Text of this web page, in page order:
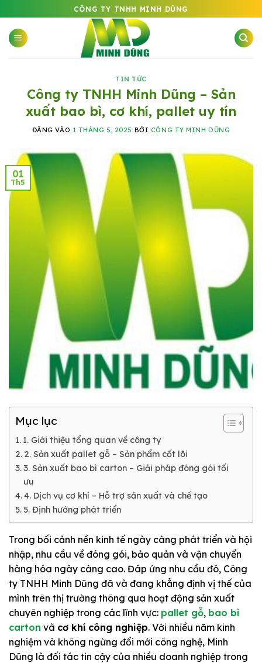
qua
nội
dung
CÔNG TY TNHH MINH DŨNG
TIN TỨC
Công ty TNHH Minh Dũng – Sản
xuất bao bì, cơ khí, pallet uy tín
ĐĂNG VÀO 1 THÁNG 5, 2025 BỞI CÔNG TY MINH DŨNG
01
Th5
Mục lục
1. Giới thiệu tổng quan về công ty
2. Sản xuất pallet gỗ – Sản phẩm cốt lõi
3. Sản xuất bao bì carton – Giải pháp đóng gói tối
ưu
4. Dịch vụ cơ khí – Hỗ trợ sản xuất và chế tạo
5. Định hướng phát triển
Trong bối cảnh nền kinh tế ngày càng phát triển và hội
nhập, nhu cầu về đóng gói, bảo quản và vận chuyển
hàng hóa ngày càng cao. Đáp ứng nhu cầu đó, Công
ty TNHH Minh Dũng đã và đang khẳng định vị thế của
mình trên thị trường thông qua hoạt động sản xuất
chuyên nghiệp trong các lĩnh vực: pallet gỗ, bao bì
carton và cơ khí công nghiệp. Với nhiều năm kinh
nghiệm và không ngừng đổi mới công nghệ, Minh
Dũng là đối tác tin cậy của nhiều doanh nghiệp trong